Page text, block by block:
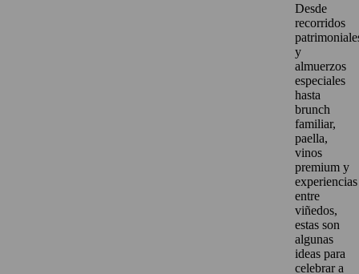
Desde
recorridos
y
almuerzos
especiales
hasta
brunch
familiar,
paella,
vinos
premium y
experiencias
entre
viñedos,
estas son
algunas
ideas para
celebrar a